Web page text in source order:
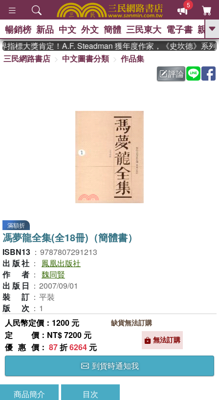
5
GO
熱搜： 東野圭吾
父親節 、 如果歷
暑期推薦 、 國際布克
偉大的迷走神經
暢銷榜 新品 中文 外文 簡體 三民東大 電子書 親子
標大獎肯定！A.F. Steadman 獲年度作家，《史坎德》系列
三民網路書店
中文圖書分類
作品集
評論
滿額折
馮夢龍全集(全18冊)（簡體書）
ISBN13 ： 9787807291213
出版社 ：
鳳凰出版社
作者 ： 魏同賢
出版日 ： 2007/09/01
裝訂 ： 平裝
版次 ： 1
人民幣定價：1200 元
定價 ：NT$ 7200 元
優惠價 ： 87折6264 元
到貨時通知我
缺貨無法訂購
無法訂購
商品簡介 目次